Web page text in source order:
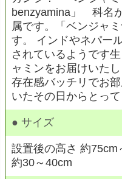
benzyamina」 科名
属です。「ベンジャ
す。 インドやネパー
されているようです
ャミンをお届けいた
存在感バッチリでお
いたその日からとっ
● サイズ
設置後の高さ 約75cm
約30～40cm